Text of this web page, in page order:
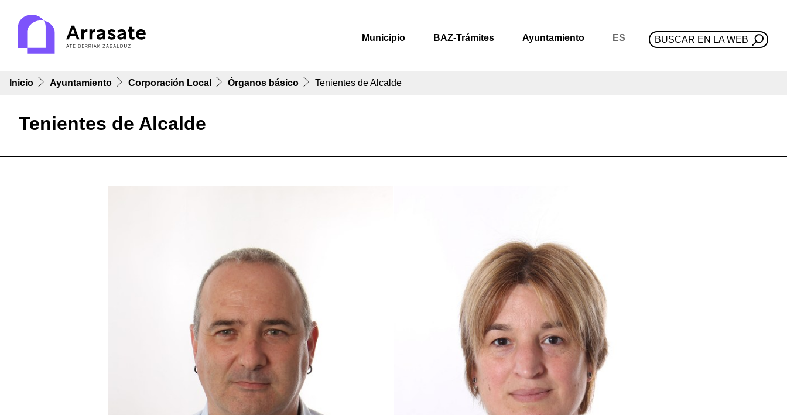
Municipio BAZ-Trámites Ayuntamiento ES BUSCAR EN LA WEB
Inicio Ayuntamiento Corporación Local Órganos básico Tenientes de Alcalde
Tenientes de Alcalde